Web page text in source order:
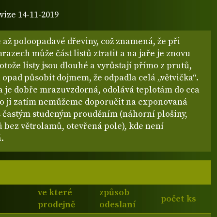
14-11-2019
poloopadavé dřeviny, což znamená, že při
může část listů ztratit a na jaře je znovu
listy jsou dlouhé a vyrůstají přímo z prutů,
působit dojmem, že odpadla celá „větvička“.
je dobře mrazuvzdorná, odolává teplotám do cca
ji zatím nemůžeme doporučit na exponovaná
častým studeným prouděním (náhorní plošiny,
bez větrolamů, otevřená pole), kde není
ve které
prodejně
způsob
odeslaní
počet ks